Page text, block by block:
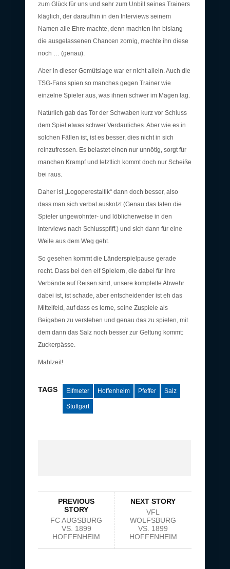
zum Glück für uns und sehr zum Unbill seines Trainers
kläglich, der daraufhin in den Interviews seinem
Namen alle Ehre machte, denn machten ihn bislang
die ausgelassenen Chancen zornig, machte ihn diese
noch … (genau).
Aber in dieser Gemütslage war er nicht allein. Auch die
TSG-Fans spien so manches gegen Trainer wie
einzelne Spieler aus, was ihnen schwer im Magen lag.
Natürlich gab das Tor der Schwaben kurz vor Schluss
dem Spiel etwas schwer Verdauliches. Aber wie es in
solchen Fällen ist, ist es besser, dies nicht in sich
reinzufressen. Es belastet einen nur unnötig, sorgt für
manchen Krampf und letztlich kommt doch nur Scheiße
bei raus.
Daher ist „Logoperestaltik“ dann doch besser, also
dass man sich verbal auskotzt (Genau das taten die
Spieler ungewohnter- und löblicherweise in den
Interviews nach Schlusspfiff.) und sich dann für eine
Weile aus dem Weg geht.
So gesehen kommt die Länderspielpause gerade
recht. Dass bei den elf Spielern, die dabei für ihre
Verbände auf Reisen sind, unsere komplette Abwehr
dabei ist, ist schade, aber entscheidender ist eh das
Mittelfeld, auf dass es lerne, seine Zuspiele als
Beigaben zu verstehen und genau das zu spielen, mit
dem dann das Salz noch besser zur Geltung kommt:
Zuckerpässe.
Mahlzeit!
TAGS Elfmeter Hoffenheim Pfeffer Salz
Stuttgart
PREVIOUS
STORY
FC AUGSBURG
VS. 1899
HOFFENHEIM
NEXT STORY
VFL
WOLFSBURG
VS. 1899
HOFFENHEIM